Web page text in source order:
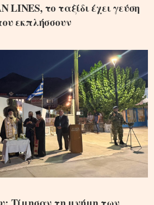
LINES, το ταξίδι έχει γεύση
εκπλήσσουν